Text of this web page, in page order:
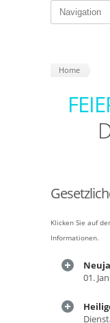
Home
Klicken Sie auf
Informationen.
01.